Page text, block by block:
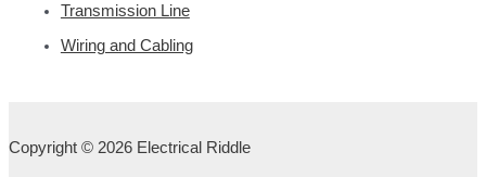
Transmission Line
Wiring and Cabling
Copyright © 2026 Electrical Riddle